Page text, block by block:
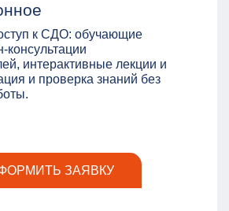
к СДО: обучающие
консультации
интерактивные лекции и
и проверка знаний без
ЗАЯВКУ